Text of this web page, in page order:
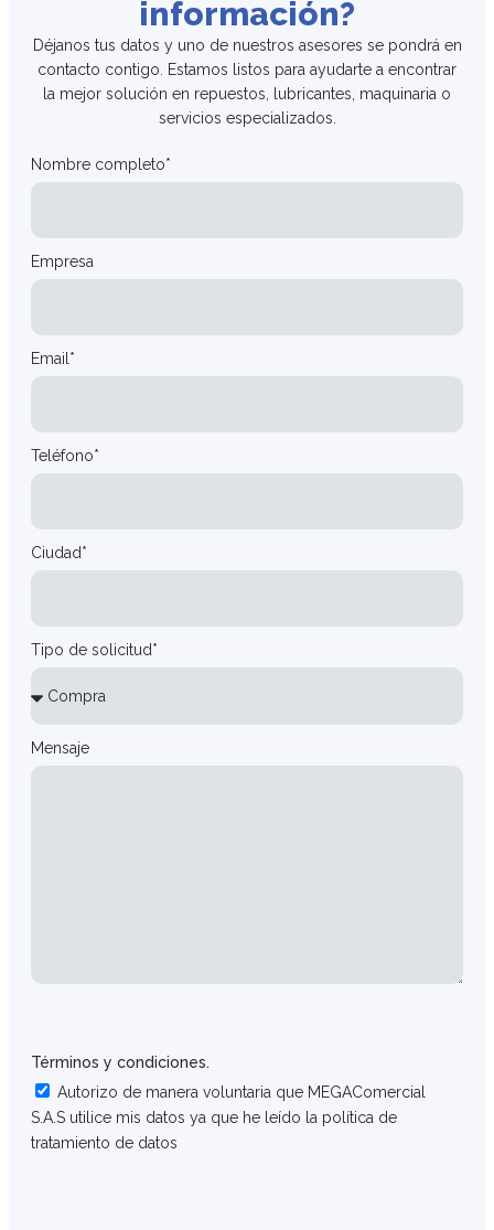
información?
Déjanos tus datos y uno de nuestros asesores se pondrá en
contacto contigo. Estamos listos para ayudarte a encontrar
la mejor solución en repuestos, lubricantes, maquinaria o
servicios especializados.
Nombre completo*
Empresa
Email*
Teléfono*
Ciudad*
Tipo de solicitud*
Mensaje
Términos y condiciones.
Autorizo de manera voluntaria que MEGAComercial
S.A.S utilice mis datos ya que he leído la política de
tratamiento de datos